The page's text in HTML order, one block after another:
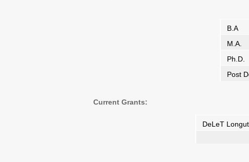
B.A
M.A.
Ph.D.
Post
Current Grants:
DeLeT